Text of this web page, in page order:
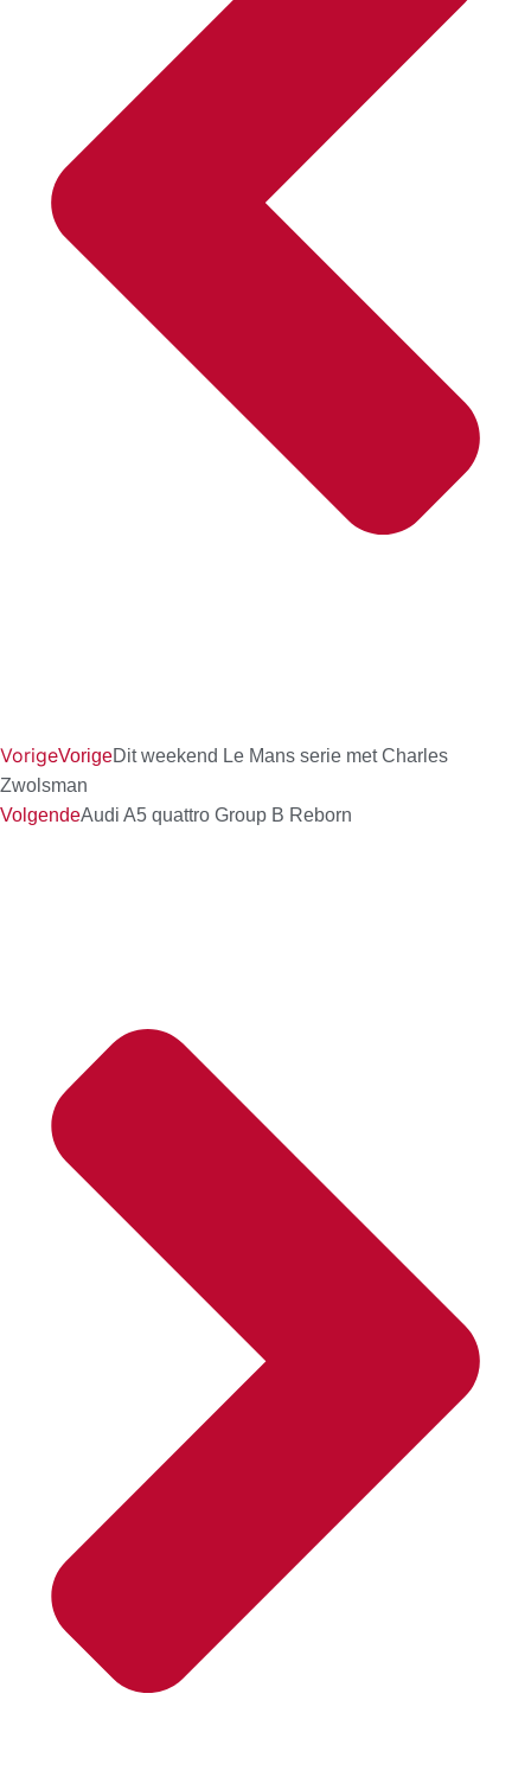
VorigeVorigeDit weekend Le Mans serie met Charles
Zwolsman
VolgendeAudi A5 quattro Group B Reborn